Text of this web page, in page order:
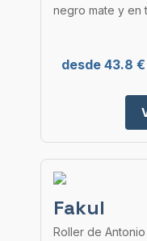
negro mate y en
desde 43.8 €
Fakul
Roller de